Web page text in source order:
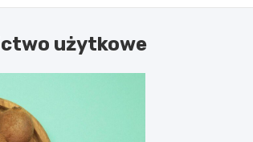
użytkowe